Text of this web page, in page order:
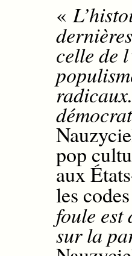
«
celle de
pop
aux
les
foule est
sur la